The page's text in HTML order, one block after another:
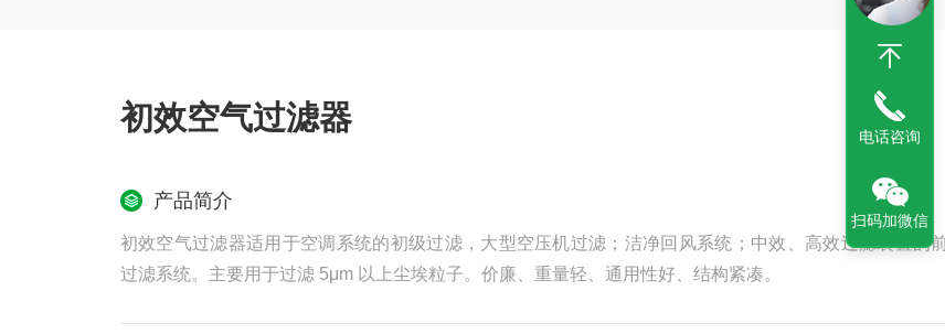
初效空气过滤器
产品简介
初效空气过滤器适用于空调系统的初级过滤，大型空压机过滤；洁净回风系统；中效、高效过滤装置的
过滤系统。主要用于过滤 5μm 以上尘埃粒子。价廉、重量轻、通用性好、结构紧凑。
电话咨询
扫码加微信